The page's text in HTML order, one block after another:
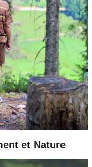
et Nature